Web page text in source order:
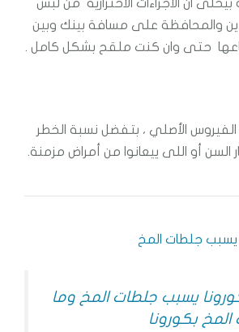
ان الاجراءات الاحترازية من لبس
على مسافة بينك وبين
حتى وان كنت ملقح بشكل كامل .
الأصلي ، بتفضل نسبة الخطر
أو اللى ييعانوا من أمراض مزمنة.
جلطات المخ
يسبب جلطات المخ وما
بكورونا